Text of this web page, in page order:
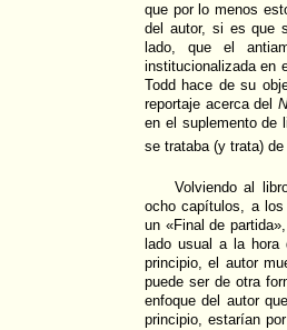
que por lo menos
del autor, si es que
lado, que el
institucionalizada en
Todd hace de su
reportaje acerca del
en el suplemento de
se trataba (y trata)
Volviendo al
ocho capítulos, a
un «Final de
lado usual a la hora
principio, el autor
puede ser de otra
enfoque del autor
principio, estarían